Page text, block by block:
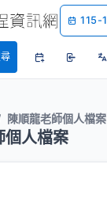
115-1
陳順龍老師個人檔案
個人檔案